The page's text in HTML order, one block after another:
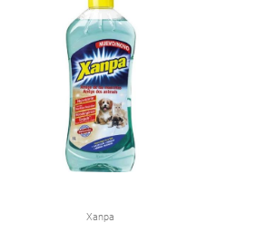
Xanpa